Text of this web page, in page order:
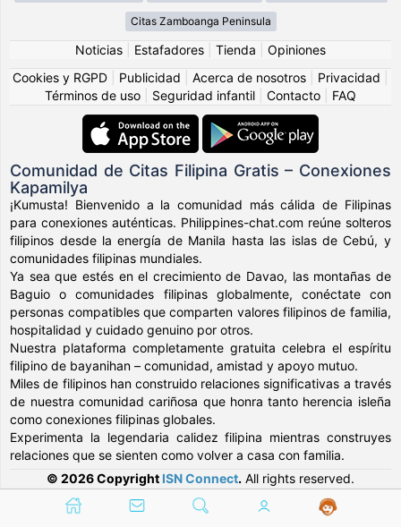
Citas Zamboanga Peninsula
Noticias Estafadores Tienda
Opiniones
Cookies y RGPD
Publicidad Acerca de nosotros Privacidad
Términos de uso
Seguridad infantil Contacto FAQ
Comunidad de Citas Filipina Gratis – Conexiones
Kapamilya
¡Kumusta! Bienvenido a la comunidad más cálida de Filipinas
para conexiones auténticas. Philippines-chat.com reúne solteros
filipinos desde la energía de Manila hasta las islas de Cebú, y
comunidades filipinas mundiales.
Ya sea que estés en el crecimiento de Davao, las montañas de
Baguio o comunidades filipinas globalmente, conéctate con
personas compatibles que comparten valores filipinos de familia,
hospitalidad y cuidado genuino por otros.
Nuestra plataforma completamente gratuita celebra el espíritu
filipino de bayanihan – comunidad, amistad y apoyo mutuo.
Miles de filipinos han construido relaciones significativas a través
de nuestra comunidad cariñosa que honra tanto herencia isleña
como conexiones filipinas globales.
Experimenta la legendaria calidez filipina mientras construyes
relaciones que se sienten como volver a casa con familia.
© 2026 Copyright ISN Connect. All rights reserved.